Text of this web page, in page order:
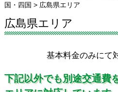
国・四国 > 広島県エリア
広島県エリア
基本料金のみにて
下記以外でも別途交通費